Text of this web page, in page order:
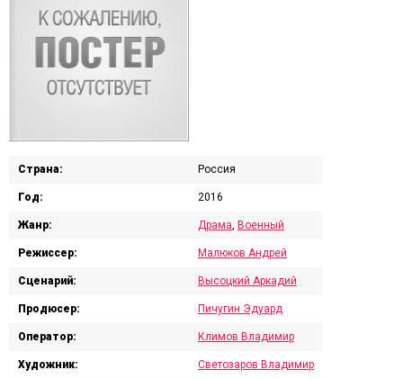
Страна: Россия
Год: 2016
Жанр: Драма, Военный
Режиссер: Малюков Андрей
Сценарий: Высоцкий Аркадий
Продюсер: Пичугин Эдуард
Оператор: Климов Владимир
Художник: Светозаров Владимир